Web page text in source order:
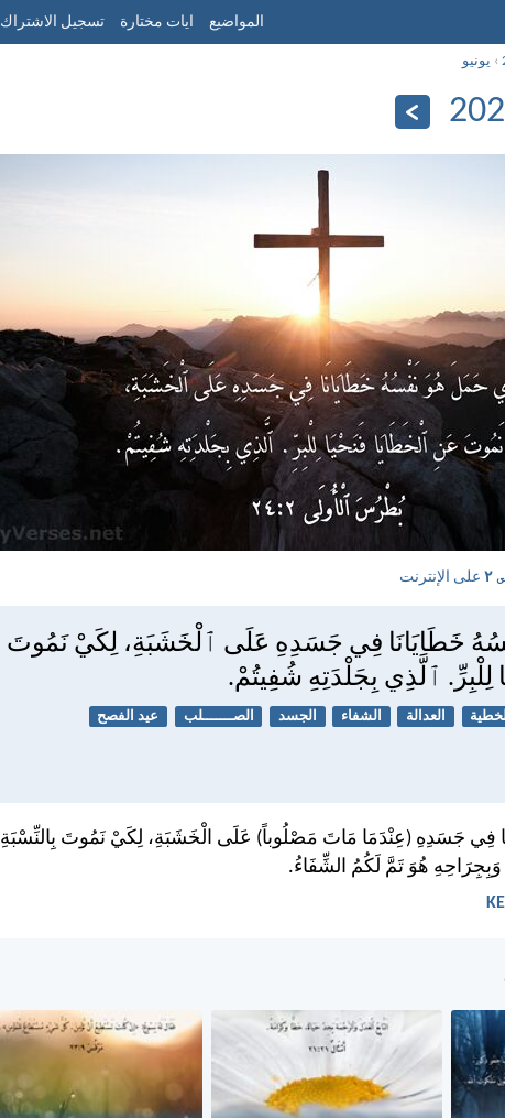
المواضيع ايات مختارة تسجيل الاشتراك
› يونيو
٢ على الإنترنت
خَطَايَانَا فِي جَسَدِهِ عَلَى ٱلْخَشَبَةِ، لِكَيْ نَمُوتَ
لِلْبِرِّ. ٱلَّذِي بِجَلْدَتِهِ شُفِيتُمْ.
العدالة الشفاء الجسد الصـــــــلب عيد الفصح
فِي جَسَدِهِ (عِنْدَمَا مَاتَ مَصْلُوباً) عَلَى الْخَشَبَةِ، لِكَيْ نَمُوتَ بِالنِّسْبَةِ
وَبِجِرَاحِهِ هُوَ تَمَّ لَكُمُ الشِّفَاءُ.